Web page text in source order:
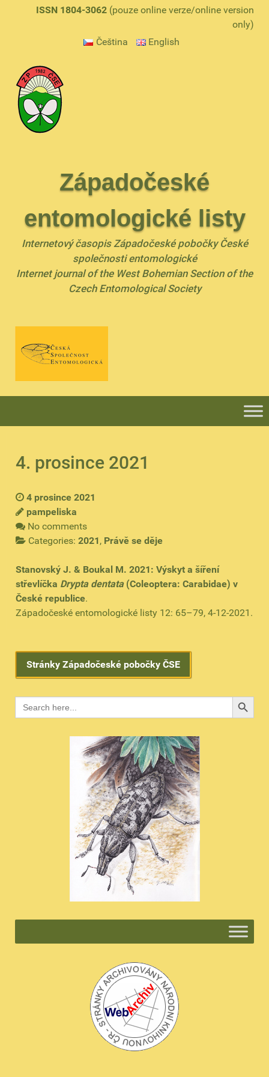
ISSN 1804-3062 (pouze online verze/online version
only)
Čeština
English
Západočeské
entomologické listy
Internetový časopis Západočeské pobočky České
společnosti entomologické
Internet journal of the West Bohemian Section of the
Czech Entomological Society
4. prosince 2021
4 prosince 2021
pampeliska
No comments
Categories: 2021, Právě se děje
Stanovský J. & Boukal M. 2021: Výskyt a šíření
střevlíčka Drypta dentata (Coleoptera: Carabidae) v
České republice.
Západočeské entomologické listy 12: 65–79, 4-12-2021.
Stránky Západočeské pobočky ČSE
Search
for:
Search